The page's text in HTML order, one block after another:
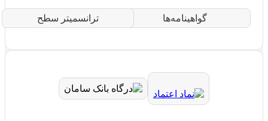
گواهینامه‌ها ترانسمیتر سطح